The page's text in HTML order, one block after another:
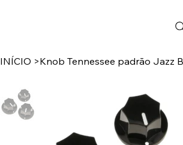
INÍCIO >Knob Tennessee padrão Jazz